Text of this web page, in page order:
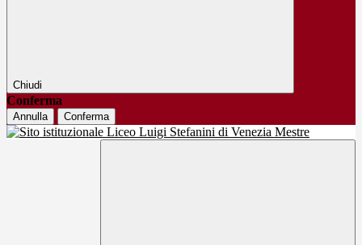
Chiudi
Conferma
Annulla Conferma